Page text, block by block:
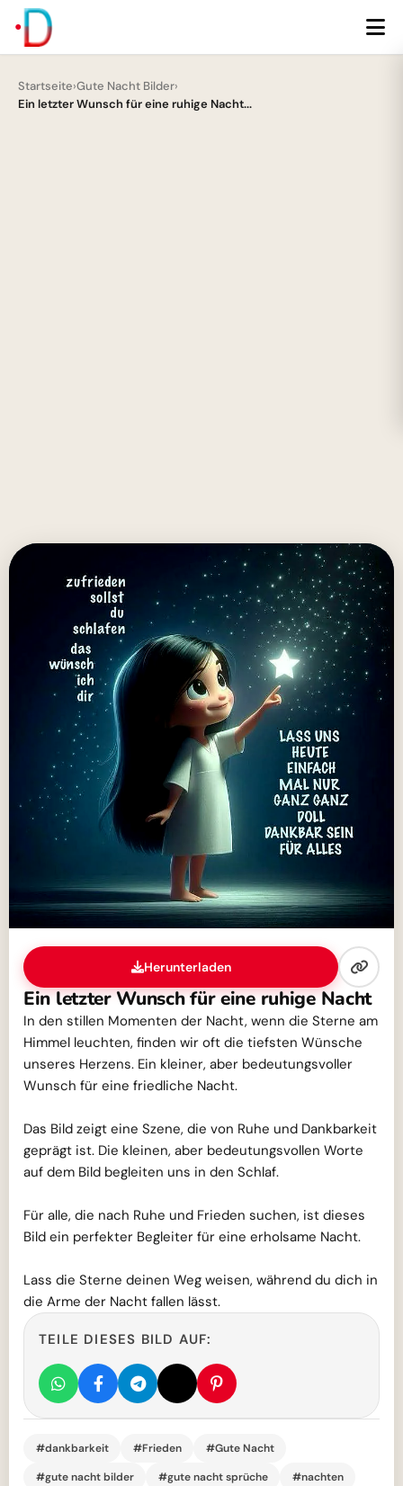
Startseite›Gute Nacht Bilder›
Ein letzter Wunsch für eine ruhige Nacht...
Herunterladen
Ein letzter Wunsch für eine ruhige Nacht
In den stillen Momenten der Nacht, wenn die Sterne am
Himmel leuchten, finden wir oft die tiefsten Wünsche
unseres Herzens. Ein kleiner, aber bedeutungsvoller
Wunsch für eine friedliche Nacht.
Das Bild zeigt eine Szene, die von Ruhe und Dankbarkeit
geprägt ist. Die kleinen, aber bedeutungsvollen Worte
auf dem Bild begleiten uns in den Schlaf.
Für alle, die nach Ruhe und Frieden suchen, ist dieses
Bild ein perfekter Begleiter für eine erholsame Nacht.
Lass die Sterne deinen Weg weisen, während du dich in
die Arme der Nacht fallen lässt.
TEILE DIESES BILD AUF:
#dankbarkeit #Frieden
#Gute Nacht
#gute nacht bilder
#gute nacht sprüche
#nachten